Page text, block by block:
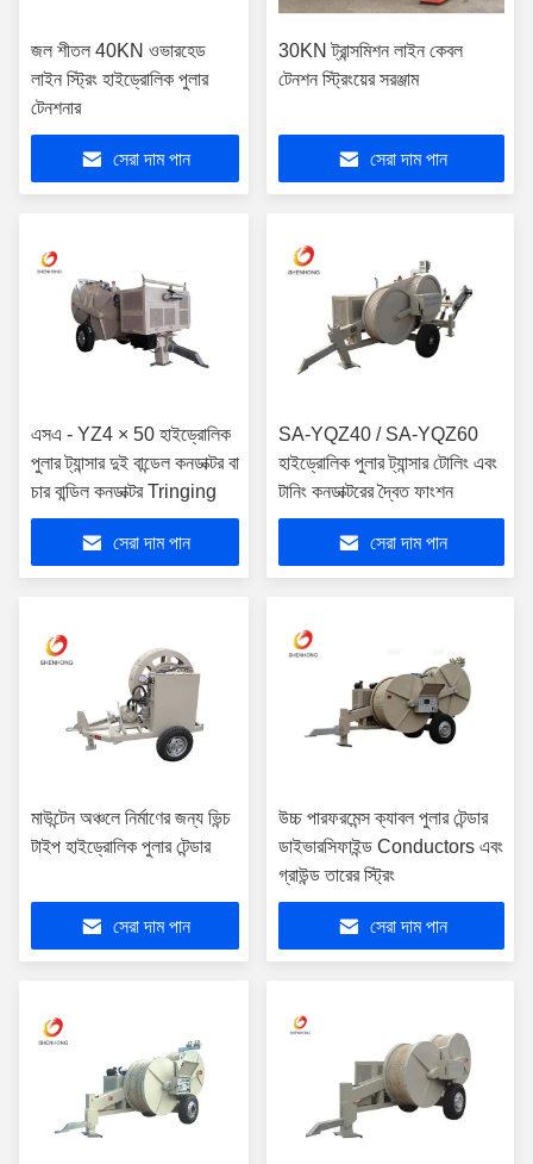
জল শীতল 40KN ওভারহেড
লাইন স্ট্রিং হাইড্রোলিক পুলার
টেনশনার
সেরা দাম পান
30KN ট্রান্সমিশন লাইন কেবল
টেনশন স্ট্রিংয়ের সরঞ্জাম
সেরা দাম পান
এসএ - YZ4 × 50 হাইড্রোলিক
পুলার ট্যান্সার দুই বান্ডেল কনডাক্টর বা
চার বান্ডিল কনডাক্টর Tringing
সেরা দাম পান
SA-YQZ40 / SA-YQZ60
হাইড্রোলিক পুলার ট্যান্সার টোলিং এবং
টানিং কনডাক্টরের দ্বৈত ফাংশন
সেরা দাম পান
মাউন্টেন অঞ্চলে নির্মাণের জন্য ভিন্চ
টাইপ হাইড্রোলিক পুলার টেন্ডার
সেরা দাম পান
উচ্চ পারফরমেন্স ক্যাবল পুলার টেন্ডার
ডাইভারসিফাইন্ড Conductors এবং
গ্রাউন্ড তারের স্ট্রিং
সেরা দাম পান